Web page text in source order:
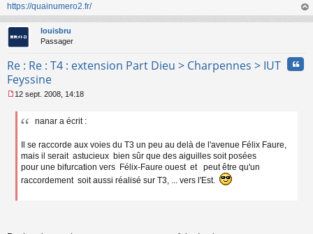
https://quainumero2.fr/
au
louisbru
Passager
Re : Re : T4 : extension Part Dieu > Charpennes > IUT
Feyssine
e
12 sept. 2008, 14:18
nanar a écrit :
Il se raccorde aux voies du T3 un peu au delà de l'avenue Félix Faure,
mais il serait astucieux bien sûr que des aiguilles soit posées
pour une bifurcation vers Félix-Faure ouest et peut être qu'un
raccordement soit aussi réalisé sur T3, ... vers l'Est.